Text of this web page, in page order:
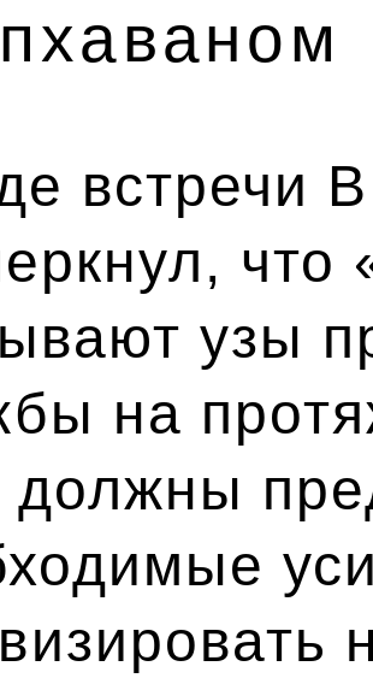
встречи
узы
на